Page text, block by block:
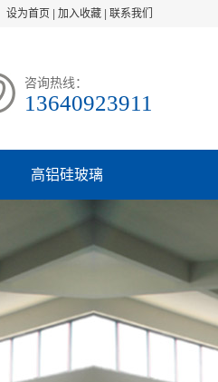
设为首页 加入收藏 联系我们
咨询热线：
13640923911
高铝硅玻璃